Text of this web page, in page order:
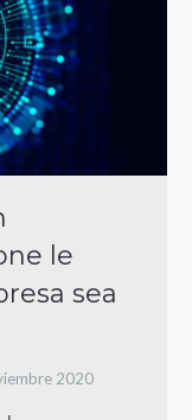
le
sea
2020